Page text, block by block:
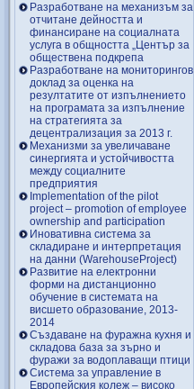
Разработване на механизъм за
отчитане дейността и
финансиране на социалната
услуга в общността „Център за
обществена подкрепа
Разработване на мониторингов
доклад за оценка на
резултатите от изпълнението
на програмата за изпълнение
на стратегията за
децентрализация за 2013 г.
Механизми за увеличаване
синергията и устойчивостта
между социалните
предприятия
Implementation of the pilot
project – promotion of employee
ownership and participation
Иновативна система за
складиране и интерпретация
на данни (WarehouseProject)
Развитие на електронни
форми на дистанционно
обучение в системата на
висшето образование, 2013-
2014
Създаване на фуражна кухня и
складова база за зърно и
фуражи за водоплаващи птици
Система за управление в
Европейския колеж – високо